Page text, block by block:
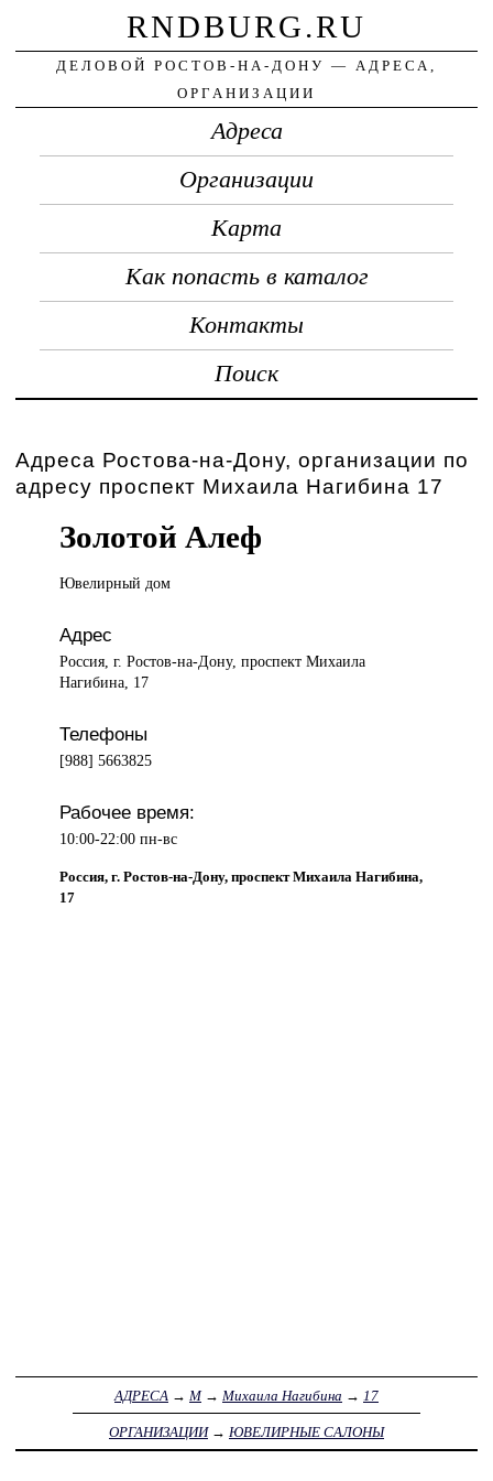
RNDBURG.RU
ДЕЛОВОЙ РОСТОВ-НА-ДОНУ — АДРЕСА,
ОРГАНИЗАЦИИ
Адреса
Организации
Карта
Как попасть в каталог
Контакты
Поиск
Адреса Ростова-на-Дону, организации по
адресу проспект Михаила Нагибина 17
Золотой Алеф
Ювелирный дом
Адрес
Россия, г. Ростов-на-Дону, проспект Михаила
Нагибина, 17
Телефоны
[988] 5663825
Рабочее время:
10:00-22:00 пн-вс
Россия, г. Ростов-на-Дону, проспект Михаила Нагибина,
17
АДРЕСА → М→ Михаила Нагибина → 17
ОРГАНИЗАЦИИ→ ЮВЕЛИРНЫЕ САЛОНЫ